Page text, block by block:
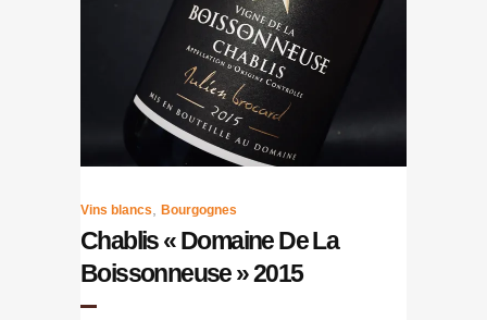
Vins blancs Bourgognes
Chablis « Domaine De La
Boissonneuse » 2015